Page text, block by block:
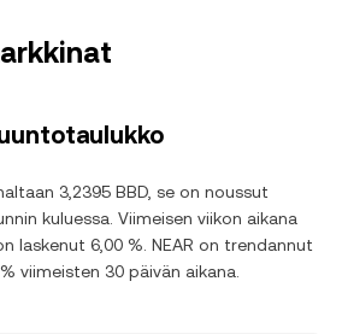
3,2395 BBD, se on noussut
kuluessa. Viimeisen viikon aikana
laskenut 6,00 %. NEAR on trendannut
viimeisten 30 päivän aikana.